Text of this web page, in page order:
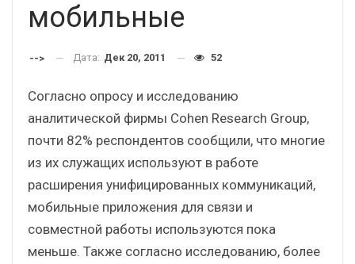
мобильные
--> Дата: Дек 20, 2011 52
Согласно опросу и исследованию
аналитической фирмы Cohen Research Group,
почти 82% респондентов сообщили, что многие
из их служащих используют в работе
расширения унифицированных коммуникаций,
мобильные приложения для связи и
совместной работы используются пока
меньше. Также согласно исследованию, более